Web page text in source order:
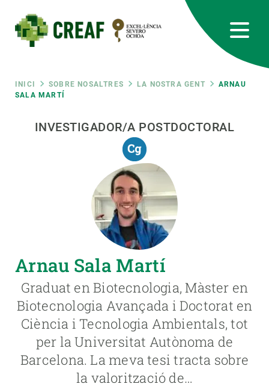
contingut
Fil
d'ariadna
INICI SOBRE NOSALTRES LA NOSTRA GENT
ARNAU
SALA MARTÍ
INVESTIGADOR/A POSTDOCTORAL
Arnau Sala Martí
Graduat en Biotecnologia, Màster en
Biotecnologia Avançada i Doctorat en
Ciència i Tecnologia Ambientals, tot
per la Universitat Autònoma de
Barcelona. La meva tesi tracta sobre
la valorització de…
RRSS
Featured
responsive
Responsive
UNEIX-TE A NOSALTRES
NOTÍCIES I AGENDA